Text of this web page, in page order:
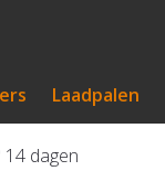
Laadpalen
14 dagen